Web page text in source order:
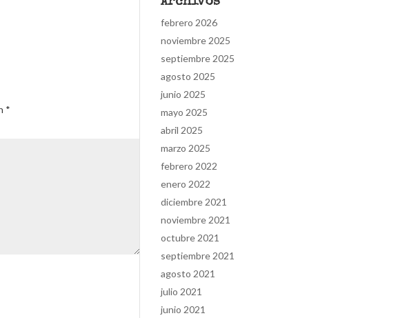
*
febrero 2026
noviembre 2025
septiembre 2025
agosto 2025
junio 2025
mayo 2025
abril 2025
marzo 2025
febrero 2022
enero 2022
diciembre 2021
noviembre 2021
octubre 2021
septiembre 2021
agosto 2021
julio 2021
junio 2021